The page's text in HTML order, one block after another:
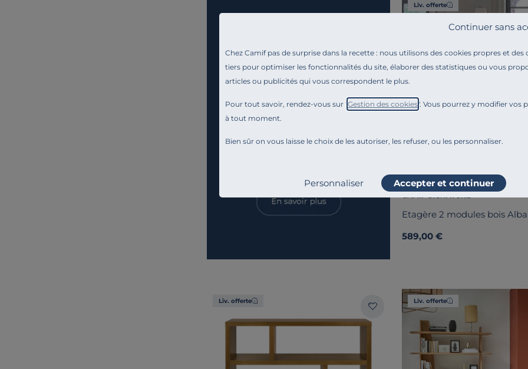
Chez Camif pas de surprise dans la recette : nous utilisons des cookies propres et des
tiers pour optimiser les fonctionnalités du site, élaborer des statistiques ou vous
articles ou publicités qui vous correspondent le plus.
Pour tout savoir, rendez-vous sur " Gestion des cookies". Vous pourrez y modifier vos
à tout moment.
Bien sûr on vous laisse le choix de les autoriser, les refuser, ou les personnaliser.
Continuer sans
Personnaliser Accepter et continuer
Liv. offerte
Etagère 2 modules bois
589,00 €
Liv. offerte Liv. offerte